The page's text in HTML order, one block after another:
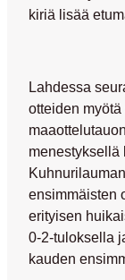
kiriä lisää
Lahdessa
otteiden
menestyksellä
ensimmäisten
erityisen
0-2-tuloksella
kauden